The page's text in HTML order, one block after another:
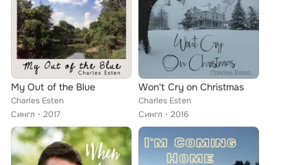
My Out of the Blue
Charles Esten
Сингл
2017
Won't Cry on Christmas
Charles Esten
Сингл
2016